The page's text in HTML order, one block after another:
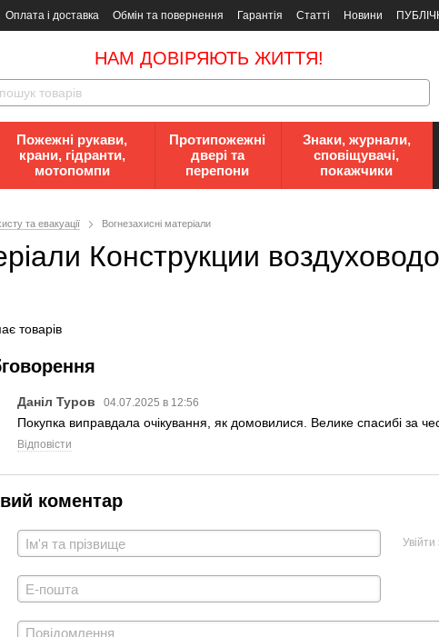
Оплата і доставка Обмін та повернення Гарантія Статті Новини
безпеки
НАМ ДОВІРЯЮТЬ ЖИТТЯ!
Пожежні рукави,
крани, гідранти,
мотопомпи
Протипожежні
двері та
перепони
Знаки, журнали,
сповіщувачі,
покажчики
та евакуації Вогнезахисні матеріали
Конструкции
товарів
Даніл Туров 04.07.2025 в 12:56
Покупка виправдала очікування, як домовилися. Велике спасибі за
Відповісти
коментар